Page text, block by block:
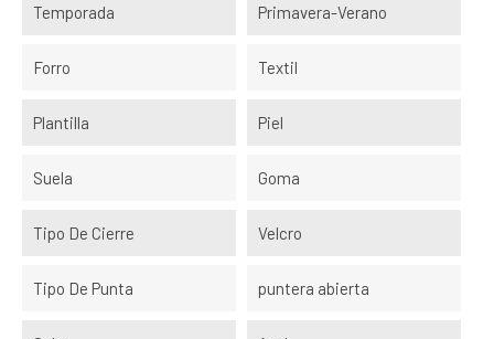
Temporada Primavera-Verano
Forro Textil
Plantilla Piel
Suela Goma
Tipo De Cierre Velcro
Tipo De Punta puntera abierta